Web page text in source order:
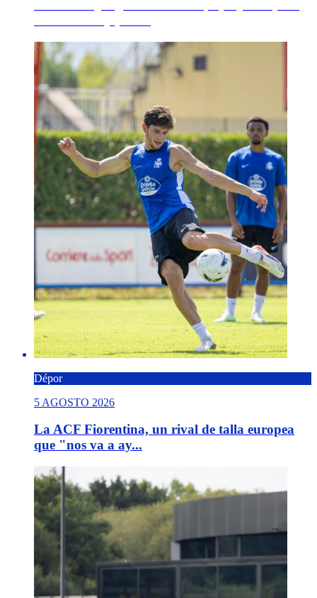
Dépor
5 AGOSTO 2026
La ACF Fiorentina, un rival de talla europea
que "nos va a ay...